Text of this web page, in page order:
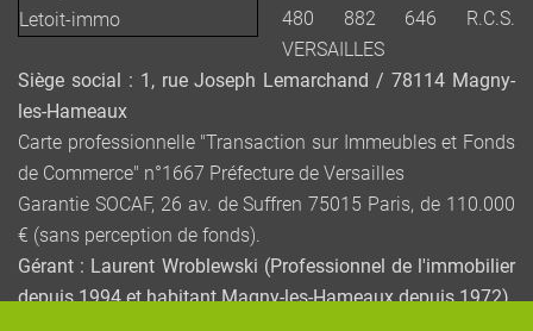
480 882 646 R.C.S.
VERSAILLES
Siège social : 1, rue Joseph Lemarchand / 78114 Magny-
les-Hameaux
Carte professionnelle "Transaction sur Immeubles et Fonds
de Commerce" n°1667 Préfecture de Versailles
Garantie SOCAF, 26 av. de Suffren 75015 Paris, de 110.000
€ (sans perception de fonds).
Gérant : Laurent Wroblewski (Professionnel de l'immobilier
depuis 1994 et habitant Magny-les-Hameaux depuis 1972)